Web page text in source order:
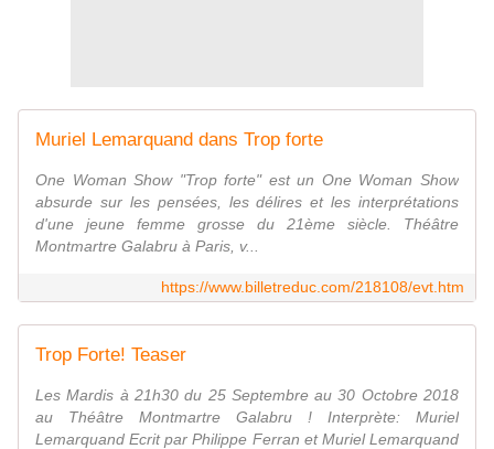
Muriel Lemarquand dans Trop forte
One Woman Show "Trop forte" est un One Woman Show
absurde sur les pensées, les délires et les interprétations
d'une jeune femme grosse du 21ème siècle. Théâtre
Montmartre Galabru à Paris, v...
https://www.billetreduc.com/218108/evt.htm
Trop Forte! Teaser
Les Mardis à 21h30 du 25 Septembre au 30 Octobre 2018
au Théâtre Montmartre Galabru ! Interprète: Muriel
Lemarquand Ecrit par Philippe Ferran et Muriel Lemarquand